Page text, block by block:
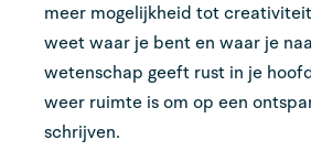
meer mogelijkheid tot
weet waar je bent en waar je
wetenschap geeft rust in je
weer ruimte is om op een
schrijven.